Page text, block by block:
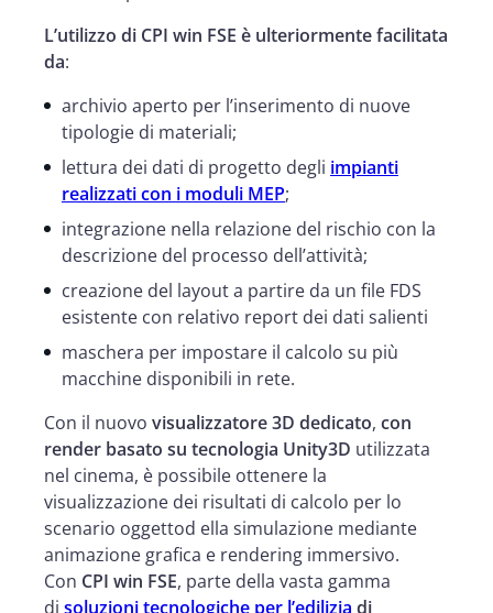
L’utilizzo di CPI win FSE è ulteriormente facilitata
da:
archivio aperto per l’inserimento di nuove
tipologie di materiali;
lettura dei dati di progetto degli impianti
realizzati con i moduli MEP;
integrazione nella relazione del rischio con la
descrizione del processo dell’attività;
creazione del layout a partire da un file FDS
esistente con relativo report dei dati salienti
maschera per impostare il calcolo su più
macchine disponibili in rete.
Con il nuovo visualizzatore 3D dedicato, con
render basato su tecnologia Unity3D utilizzata
nel cinema, è possibile ottenere la
visualizzazione dei risultati di calcolo per lo
scenario oggettod ella simulazione mediante
animazione grafica e rendering immersivo.
Con CPI win FSE, parte della vasta gamma
di soluzioni tecnologiche per l’edilizia di